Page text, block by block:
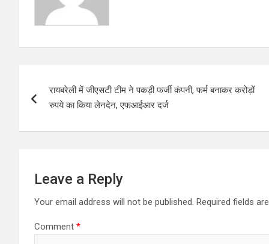
s
रायबरेली में जीएसटी टीम ने पकड़ी फर्जी कंपनी, फर्म बनाकर करोड़ों
रुपये का किया लेनदेन, एफआईआर दर्ज
Leave a Reply
Your email address will not be published. Required fields
Comment *